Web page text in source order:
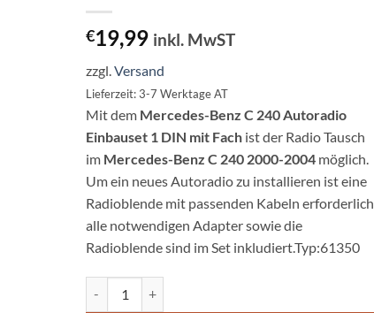
€19,99 inkl. MwST
zzgl. Versand
Lieferzeit: 3-7 Werktage AT
Mit dem Mercedes-Benz C 240 Autoradio
Einbauset 1 DIN mit Fach ist der Radio Tausch
im Mercedes-Benz C 240 2000-2004 möglich.
Um ein neues Autoradio zu installieren ist eine
Radioblende mit passenden Kabeln erforderlich,
alle notwendigen Adapter sowie die
Radioblende sind im Set inkludiert.Typ:61350